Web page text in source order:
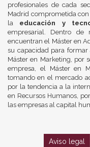
profesionales de cada
Madrid comprometida
la educación y
empresarial. Dentro de
encuentran el Máster en
su capacidad para formar
Máster en Marketing, por
empresa, el Máster en
tomando en el mercado
por la tendencia a la
en Recursos Humanos,
las empresas al capital
Aviso legal